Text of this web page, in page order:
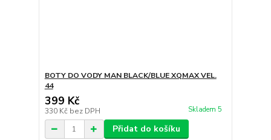
BOTY DO VODY MAN BLACK/BLUE XQMAX VEL.
44
399 Kč
330 Kč bez DPH Skladem 5
Přidat do košíku